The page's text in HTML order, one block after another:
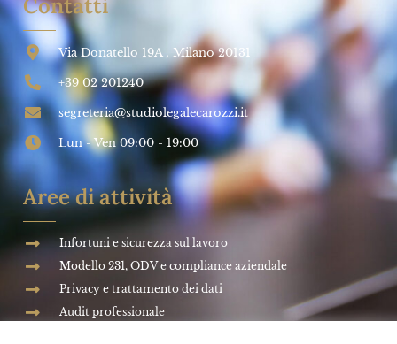
SALUTE E SICUREZZA SUL LAVORO
Impresa futura: Come investire sulla
PREVENZIONE
➞